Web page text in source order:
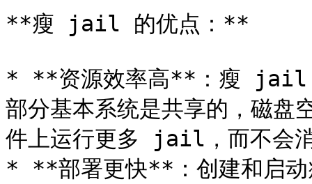
**瘦 jail 的优点：**
* **资源效率高**：瘦 jail
部分基本系统是共享的，磁盘
件上运行更多 jail，而不会
* **部署更快**：创建和